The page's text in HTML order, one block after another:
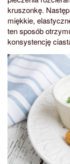
kruszonkę.
miękkie,
ten sposób
konsystencję